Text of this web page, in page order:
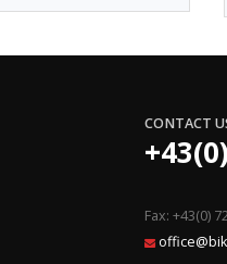
CONTACT
Fax: +43(0)